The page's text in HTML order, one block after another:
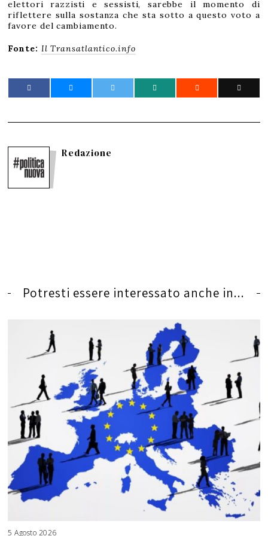
elettori razzisti e sessisti, sarebbe il momento di
riflettere sulla sostanza che sta sotto a questo voto a
favore del cambiamento.
Fonte: Il Transatlantico.info
Redazione
Potresti essere interessato anche in...
5 Agosto 2026